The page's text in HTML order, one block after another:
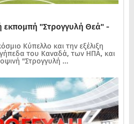
εκπομπή "Στρογγυλή Θεά" -
Κύπελλο και την εξέλιξη
του Καναδά, των ΗΠΑ, και
"Στρογγυλή ...